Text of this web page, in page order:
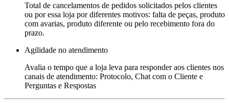
Total de cancelamentos de pedidos solicitados pelos clientes
ou por essa loja por diferentes motivos: falta de peças, produto
com avarias, produto diferente ou pelo recebimento fora do
prazo.
Agilidade no atendimento
Avalia o tempo que a loja leva para responder aos clientes nos
canais de atendimento: Protocolo, Chat com o Cliente e
Perguntas e Respostas